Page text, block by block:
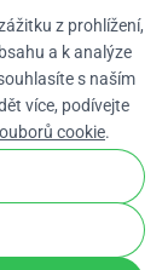
z prohlížení,
a k analýze
s naším
více, podívejte
cookie.